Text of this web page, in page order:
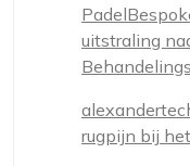
uitstraling
rugpijn bij